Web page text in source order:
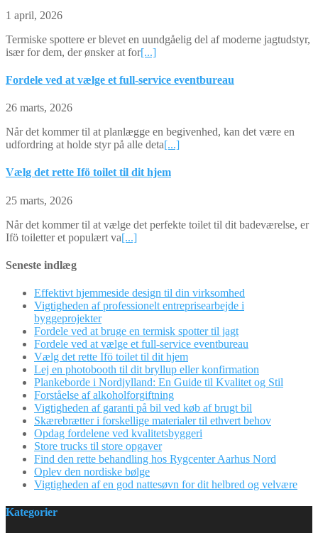
1 april, 2026
Termiske spottere er blevet en uundgåelig del af moderne jagtudstyr,
især for dem, der ønsker at for[...]
Fordele ved at vælge et full-service eventbureau
26 marts, 2026
Når det kommer til at planlægge en begivenhed, kan det være en
udfordring at holde styr på alle deta[...]
Vælg det rette Ifö toilet til dit hjem
25 marts, 2026
Når det kommer til at vælge det perfekte toilet til dit badeværelse, er
Ifö toiletter et populært va[...]
Seneste indlæg
Effektivt hjemmeside design til din virksomhed
Vigtigheden af professionelt entreprisearbejde i
byggeprojekter
Fordele ved at bruge en termisk spotter til jagt
Fordele ved at vælge et full-service eventbureau
Vælg det rette Ifö toilet til dit hjem
Lej en photobooth til dit bryllup eller konfirmation
Plankeborde i Nordjylland: En Guide til Kvalitet og Stil
Forståelse af alkoholforgiftning
Vigtigheden af garanti på bil ved køb af brugt bil
Skærebrætter i forskellige materialer til ethvert behov
Opdag fordelene ved kvalitetsbyggeri
Store trucks til store opgaver
Find den rette behandling hos Rygcenter Aarhus Nord
Oplev den nordiske bølge
Vigtigheden af en god nattesøvn for dit helbred og velvære
Kategorier